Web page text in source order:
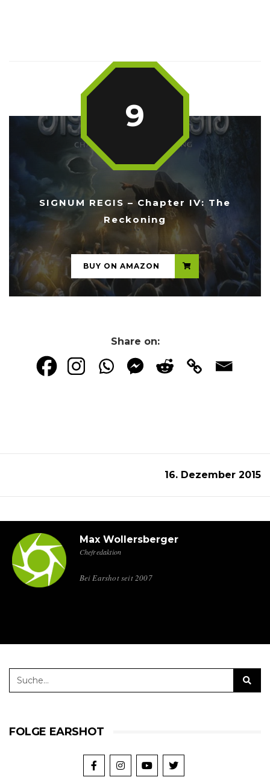
SIGNUM REGIS – Chapter IV: The
Reckoning
9
...
BUY ON AMAZON
Share on:
16. Dezember 2015
Max Wollersberger
Chefredaktion
Bei Earshot seit 2007
FOLGE EARSHOT